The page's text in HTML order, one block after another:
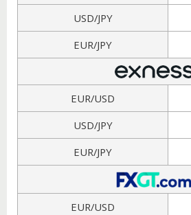
USD/JPY
EUR/JPY
EUR/USD
USD/JPY
EUR/JPY
EUR/USD